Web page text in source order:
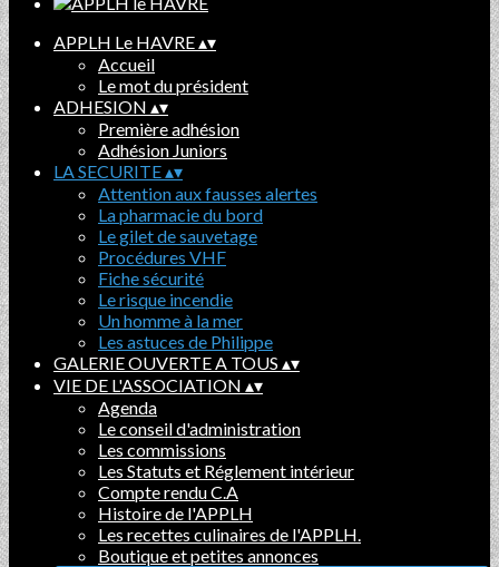
APPLH Le HAVRE▴▾
Accueil
Le mot du président
ADHESION ▴▾
Première adhésion
Adhésion Juniors
LA SECURITE▴▾
Attention aux fausses alertes
La pharmacie du bord
Le gilet de sauvetage
Procédures VHF
Fiche sécurité
Le risque incendie
Un homme à la mer
Les astuces de Philippe
GALERIE OUVERTE A TOUS ▴▾
VIE DE L'ASSOCIATION ▴▾
Agenda
Le conseil d'administration
Les commissions
Les Statuts et Réglement intérieur
Compte rendu C.A
Histoire de l'APPLH
Les recettes culinaires de l'APPLH.
Boutique et petites annonces